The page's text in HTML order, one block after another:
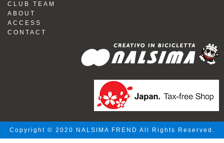
CLUB TEAM
ABOUT
ACCESS
CONTACT
Copyright © 2020 NALSIMA FREND All Rights Reserved.